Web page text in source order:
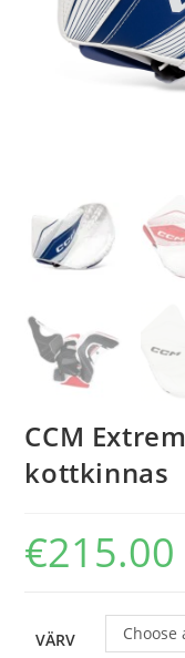
CCM
kottkinnas
€215.00
VÄRV Choose